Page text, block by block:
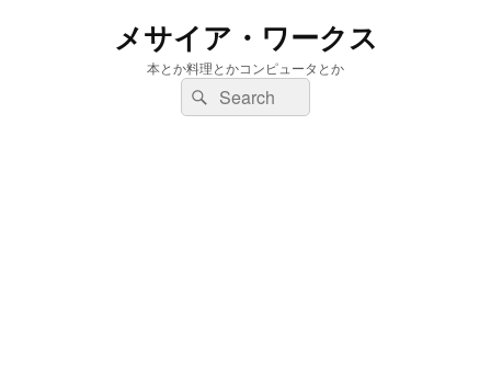
メサイア・ワークス
本とか料理とかコンピュータとか
検
索:
検
索